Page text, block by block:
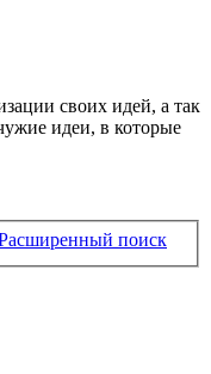
своих идей, а так
идеи, в которые
поиск